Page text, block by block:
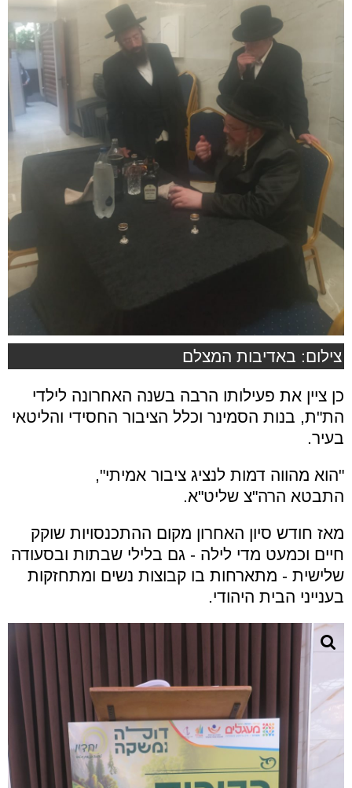
צילום: באדיבות המצלם
כן ציין את פעילותו הרבה בשנה האחרונה לילדי
הת"ת, בנות הסמינר וכלל הציבור החסידי והליטאי
בעיר.
"הוא מהווה דמות לנציג ציבור אמיתי",
התבטא הרה"צ שליט"א.
מאז חודש סיון האחרון מקום ההתכנסויות שוקק
חיים וכמעט מדי לילה - גם בלילי שבתות ובסעודה
שלישית - מתארחות בו קבוצות נשים ומתחזקות
בענייני הבית היהודי.